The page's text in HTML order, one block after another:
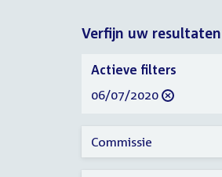
Verfijn uw resultaten
Verfijn
uw
resultaten
Actieve filters
verwijder
06/07/2020
Commissie